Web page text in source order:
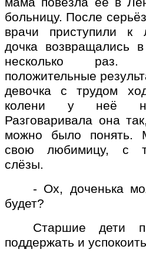
больницу. После
врачи приступили
дочка возвращались
несколько раз.
положительные
девочка с трудом
колени у неё не
Разговаривала она
можно было понять.
свою любимицу, с
слёзы.
- Ох, доченька
будет?
Старшие дети
поддержать и